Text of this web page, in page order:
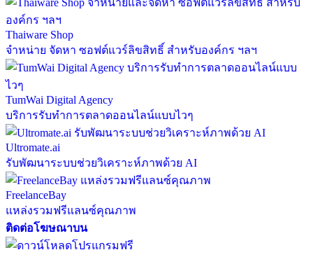
Thaiware Shop
จำหน่าย จัดหา ซอฟต์แวร์ลิขสิทธิ์ สำหรับองค์กร ฯลฯ
TumWai Digital Agency
บริการรับทำการตลาดออนไลน์แบบไวๆ
Ultromate.ai
รับพัฒนาระบบช่วยวิเคราะห์ภาพด้วย AI
FreelanceBay
แหล่งรวมฟรีแลนซ์คุณภาพ
ติดต่อโฆษณาบน